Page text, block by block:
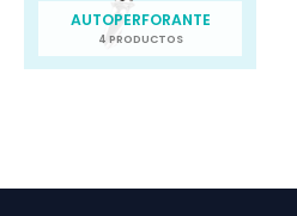
AUTOPERFORANTE
4 PRODUCTOS